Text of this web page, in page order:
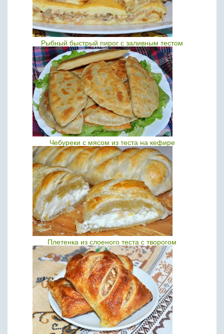
Рыбный быстрый пирог с заливным тестом
Чебуреки с мясом из теста на кефире
Плетенка из слоеного теста с творогом